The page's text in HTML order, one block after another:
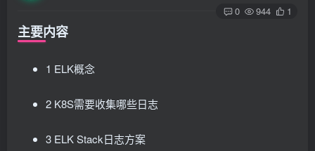
0 944 1
主要内容
1 ELK概念
2 K8S需要收集哪些日志
3 ELK Stack日志方案